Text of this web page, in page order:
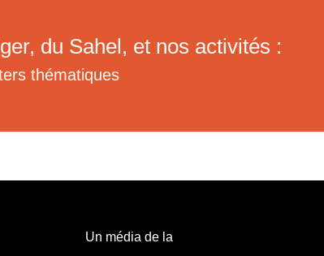
du Sahel, et nos activités :
thématiques
Un média de la